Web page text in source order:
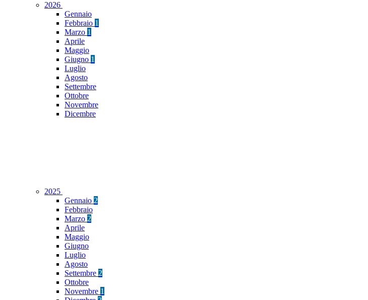
2026
Gennaio
Febbraio 1
Marzo 1
Aprile
Maggio
Giugno 1
Luglio
Agosto
Settembre
Ottobre
Novembre
Dicembre
2025
Gennaio 2
Febbraio
Marzo 2
Aprile
Maggio
Giugno
Luglio
Agosto
Settembre 2
Ottobre
Novembre 1